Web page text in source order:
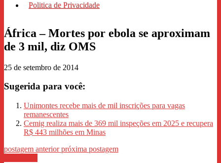
Politica de Privacidade
África – Mortes por ebola se aproximam
de 3 mil, diz OMS
25 de setembro de 2014
Sugerida para você:
Unimontes recebe mais de mil inscrições para vagas
remanescentes
Cemig realiza mais de 369 mil inspeções em 2025 e recupera
R$ 443 milhões em Minas
postagem anteriorpróxima postagem